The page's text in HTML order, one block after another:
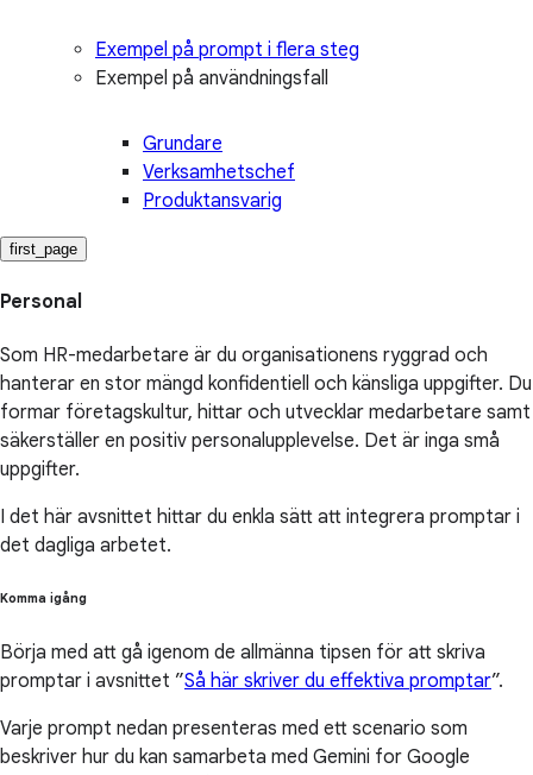
Exempel på prompt i flera steg
Exempel på användningsfall
Grundare
Verksamhetschef
Produktansvarig
first_page
Personal
Som HR-medarbetare är du organisationens ryggrad och
hanterar en stor mängd konfidentiell och känsliga uppgifter. Du
formar företagskultur, hittar och utvecklar medarbetare samt
säkerställer en positiv personalupplevelse. Det är inga små
uppgifter.
I det här avsnittet hittar du enkla sätt att integrera promptar i
det dagliga arbetet.
Komma igång
Börja med att gå igenom de allmänna tipsen för att skriva
promptar i avsnittet ”Så här skriver du effektiva promptar”.
Varje prompt nedan presenteras med ett scenario som
beskriver hur du kan samarbeta med Gemini for Google